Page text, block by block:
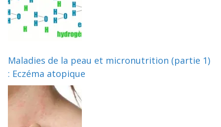
Maladies de la peau et micronutrition (partie 1)
: Eczéma atopique